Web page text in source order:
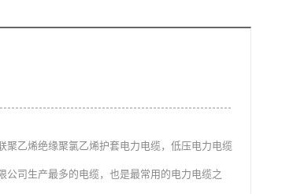
聚乙烯绝缘聚氯乙烯护套电力电缆，低压电力电缆
公司生产最多的电缆，也是最常用的电力电缆之